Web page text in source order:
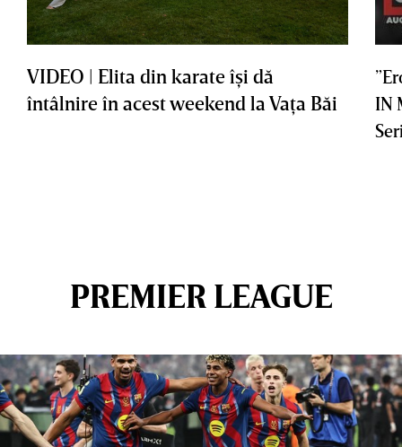
VIDEO | Elita din karate îşi dă
întâlnire în acest weekend la Vaţa Băi
IN
PREMIER LEAGUE